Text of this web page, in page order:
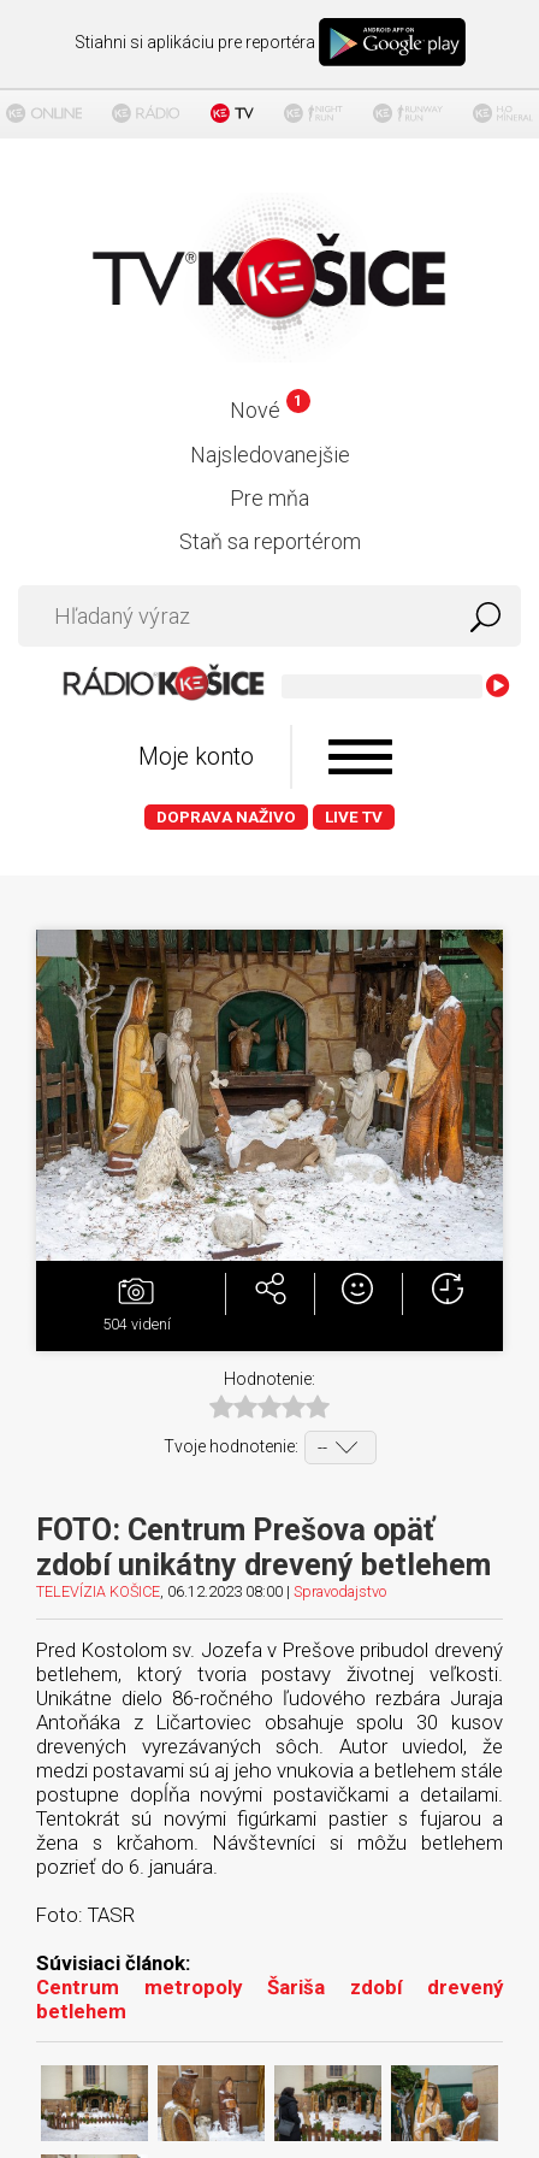
Stiahni si aplikáciu pre reportéra
Nové 1
Najsledovanejšie
Pre mňa
Staň sa reportérom
Moje konto
DOPRAVA NAŽIVO LIVE TV
504videní
Hodnotenie:
Tvoje hodnotenie:
FOTO: Centrum Prešova opäť
zdobí unikátny drevený betlehem
TELEVÍZIA KOŠICE , 06.12.2023 08:00 | Spravodajstvo
Pred Kostolom sv. Jozefa v Prešove pribudol drevený
betlehem, ktorý tvoria postavy životnej veľkosti.
Unikátne dielo 86-ročného ľudového rezbára Juraja
Antoňáka z Ličartoviec obsahuje spolu 30 kusov
drevených vyrezávaných sôch. Autor uviedol, že
medzi postavami sú aj jeho vnukovia a betlehem stále
postupne dopĺňa novými postavičkami a detailami.
Tentokrát sú novými figúrkami pastier s fujarou a
žena s krčahom. Návštevníci si môžu betlehem
pozrieť do 6. januára.
Foto: TASR
Súvisiaci článok:
Centrum metropoly Šariša zdobí drevený
betlehem